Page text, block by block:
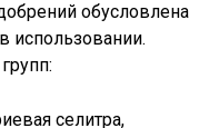
обусловлена
использовании.
селитра,